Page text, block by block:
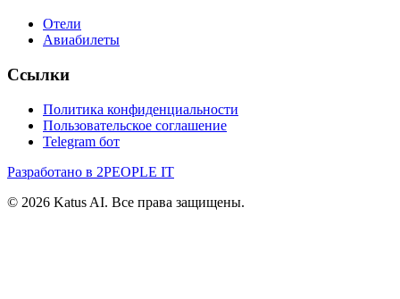
Отели
Авиабилеты
Ссылки
Политика конфиденциальности
Пользовательское соглашение
Telegram бот
Разработано в 2PEOPLE IT
© 2026 Katus AI. Все права защищены.